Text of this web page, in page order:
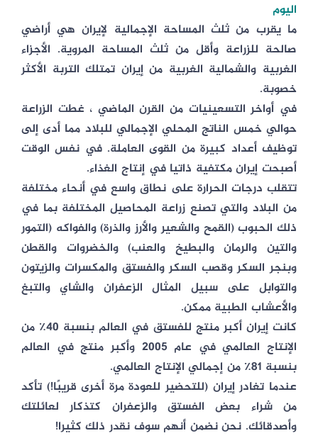
اليوم
ما يقرب من ثلث المساحة الإجمالية لإيران هي أراضي
صالحة للزراعة وأقل من ثلث المساحة المروية. الأجزاء
الغربية والشمالية الغربية من إيران تمتلك التربة الأكثر
خصوبة.
في أواخر التسعينيات من القرن الماضي ، غطت الزراعة
حوالي خمس الناتج المحلي الإجمالي للبلاد مما أدى إلى
توظيف أعداد كبيرة من القوى العاملة. في نفس الوقت
أصبحت إيران مكتفية ذاتيا في إنتاج الغذاء.
تتقلب درجات الحرارة على نطاق واسع في أنحاء مختلفة
من البلاد والتي تصنع زراعة المحاصيل المختلفة بما في
ذلك الحبوب (القمح والشعير والأرز والذرة) والفواكه (التمور
والتين والرمان والبطيخ والعنب) والخضروات والقطن
وبنجر السكر وقصب السكر والفستق والمكسرات والزيتون
والتوابل على سبيل المثال الزعفران والشاي والتبغ
والأعشاب الطبية ممكن.
كانت إيران أكبر منتج للفستق في العالم بنسبة 40٪ من
الإنتاج العالمي في عام 2005 وأكبر منتج في العالم
بنسبة 81٪ من إجمالي الإنتاج العالمي.
عندما تغادر إيران (للتحضير للعودة مرة أخرى قريبًا!) تأكد
من شراء بعض الفستق والزعفران كتذكار لعائلتك
وأصدقائك. نحن نضمن أنهم سوف نقدر ذلك كثيرا!